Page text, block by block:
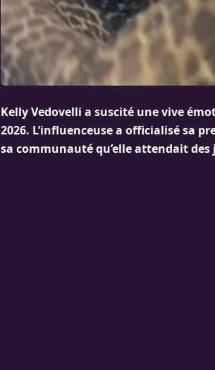
Kelly Vedovelli a suscité une vive
2026. L’influenceuse a officialisé sa
sa communauté qu’elle attendait des